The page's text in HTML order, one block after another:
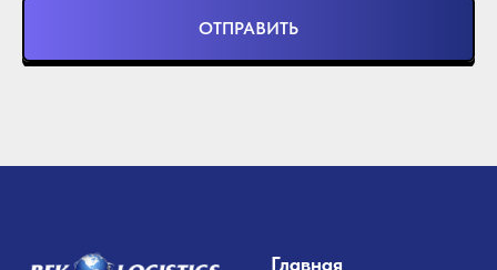
ОТПРАВИТЬ
Главная